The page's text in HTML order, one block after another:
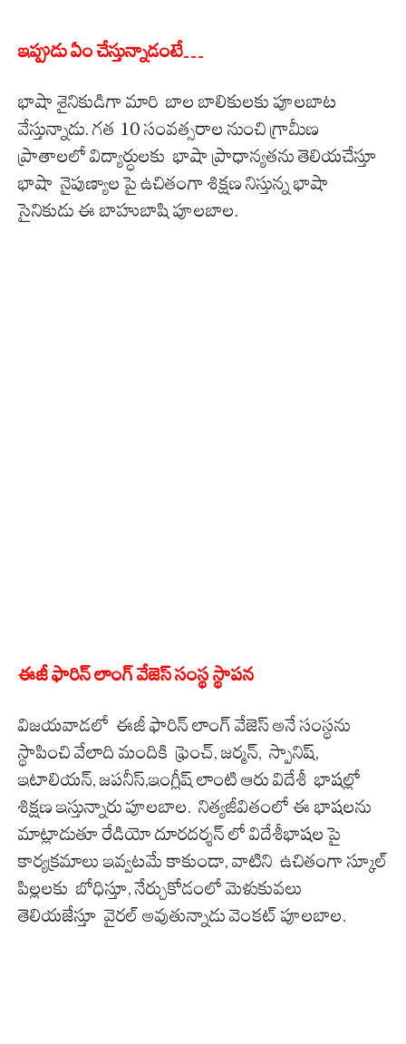
ఇప్పుడు ఏం చేస్తున్నాడంటే…
భాషా శైనికుడిగా మారి బాల బాలికులకు పూలబాట
వేస్తున్నాడు. గత 10 సంవత్సరాల నుంచి గ్రామీణ
ప్రాతాలలో విద్యార్ధులకు భాషా ప్రాధాన్యతను తెలియచేస్తూ
భాషా నైపుణ్యాల పై ఉచితంగా శిక్షణ నిస్తున్న భాషా
సైనికుడు ఈ బాహుబాషి పూలబాల.
ఈజీ ఫారిన్ లాంగ్ వేజెస్ సంస్థ స్థాపన
విజయవాడలో ఈజీ ఫారిన్ లాంగ్ వేజెస్ అనే సంస్థను
స్థాపించి వేలాది మందికి ఫ్రెంచ్, జర్మన్, స్పానిష్,
ఇటాలియన్, జపనీస్,ఇంగ్లీష్ లాంటి ఆరు విదేశీ భాషల్లో
శిక్షణ ఇస్తున్నారు పూలబాల. నిత్యజీవితంలో ఈ భాషలను
మాట్లాడుతూ రేడియో దూరదర్శన్ లో విదేశీభాషల పై
కార్యక్రమాలు ఇవ్వటమే కాకుండా, వాటిని ఉచితంగా స్కూల్
పిల్లలకు బోధిస్తూ, నేర్చుకోడంలో మెళుకువలు
తెలియజేస్తూ వైరల్ అవుతున్నాడు వెంకట్ పూలబాల.